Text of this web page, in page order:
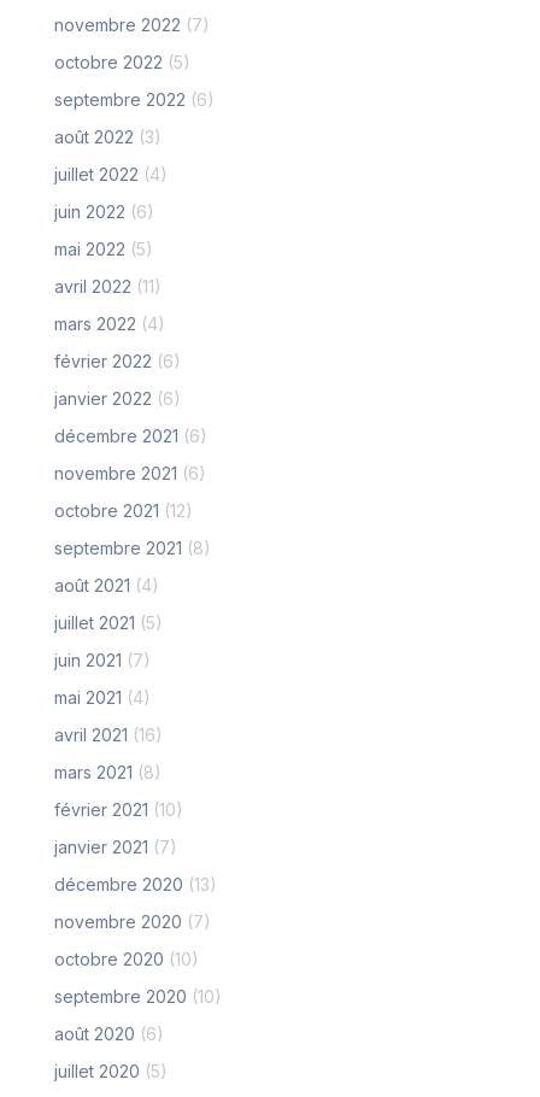
novembre 2022 (7)
octobre 2022 (5)
septembre 2022 (6)
août 2022 (3)
juillet 2022 (4)
juin 2022 (6)
mai 2022 (5)
avril 2022 (11)
mars 2022 (4)
février 2022 (6)
janvier 2022 (6)
décembre 2021 (6)
novembre 2021 (6)
octobre 2021 (12)
septembre 2021 (8)
août 2021 (4)
juillet 2021 (5)
juin 2021 (7)
mai 2021 (4)
avril 2021 (16)
mars 2021 (8)
février 2021 (10)
janvier 2021 (7)
décembre 2020 (13)
novembre 2020 (7)
octobre 2020 (10)
septembre 2020 (10)
août 2020 (6)
juillet 2020 (5)